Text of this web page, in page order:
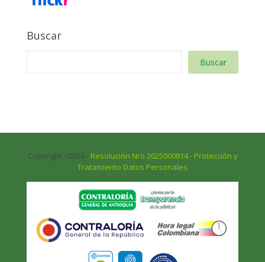
Buscar
Buscar
Copyright - 2024 - Resolución Nro 2025000814 - Protección y
Tratamiento Datos Personales